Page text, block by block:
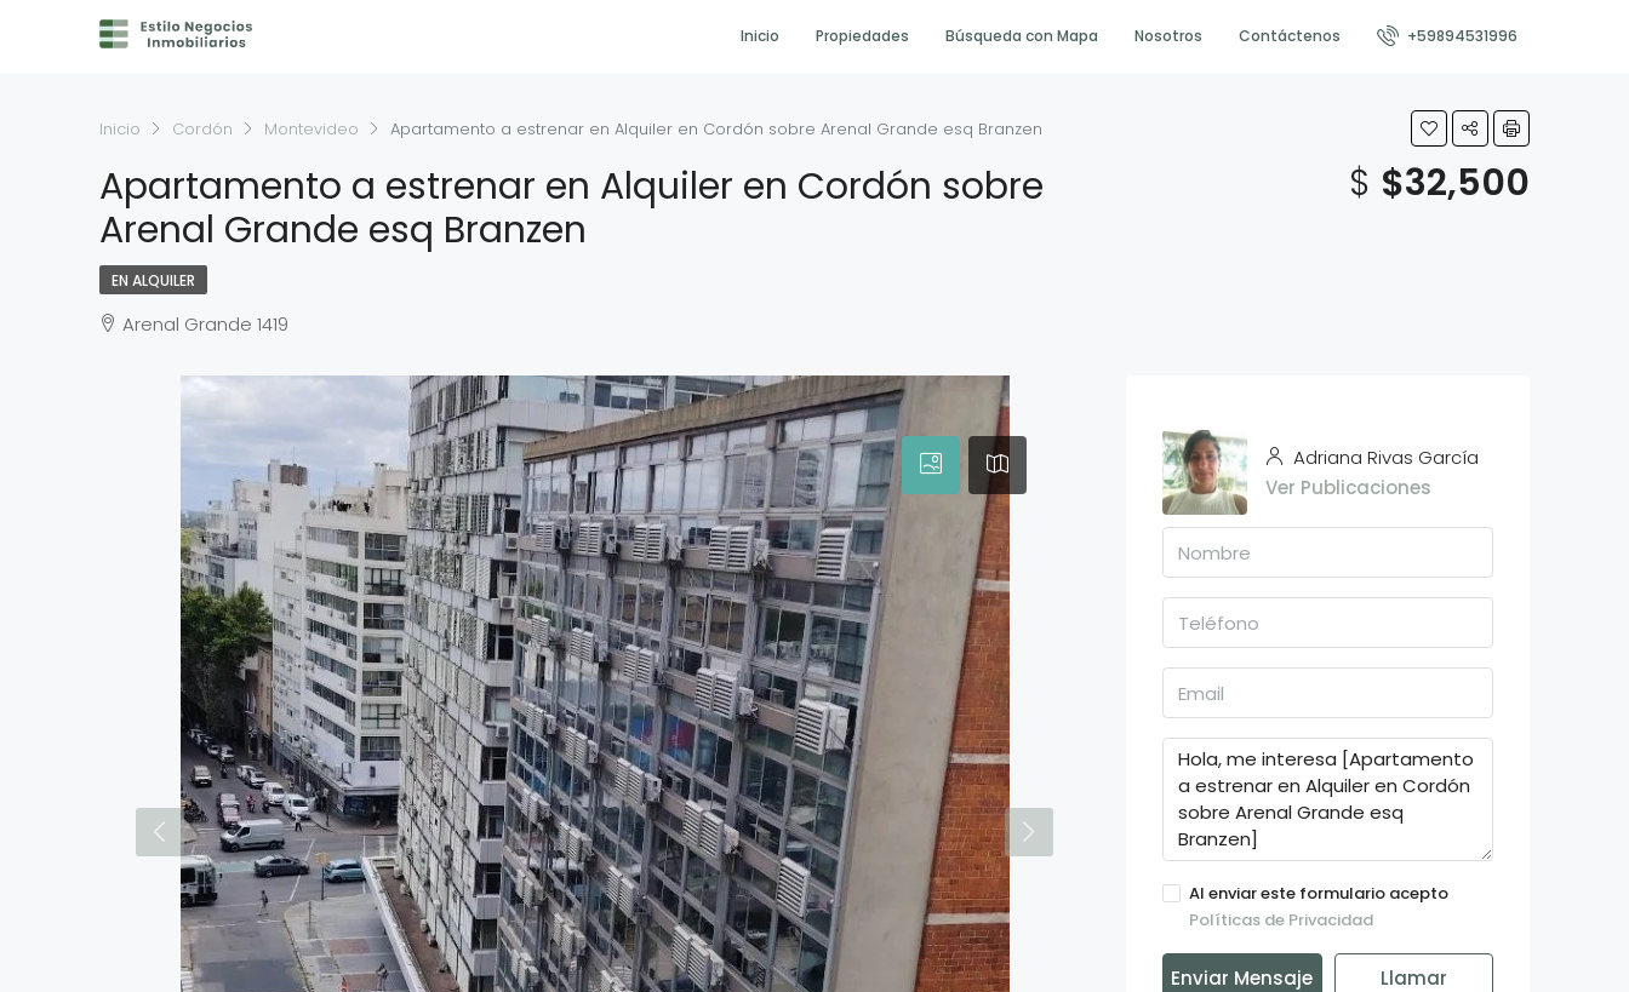
Inicio Propiedades Búsqueda con Mapa Nosotros Contáctenos +59894531996
Inicio Cordón Montevideo Apartamento a estrenar en Alquiler en Cordón sobre Arenal Grande esq Branzen
Apartamento a estrenar en Alquiler en Cordón sobre
Arenal Grande esq Branzen
$ $32,500
EN ALQUILER
Arenal Grande 1419
Adriana Rivas García
Ver Publicaciones
Al enviar este formulario acepto
Políticas de Privacidad
Enviar Mensaje Llamar